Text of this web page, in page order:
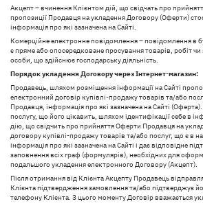
Акцепт – вчинення Клієнтом дій, що свідчать про
пропозиції Продавця на укладення Договору (Оферти)
інформація про які зазначена на Сайті.
Комерційне електронне повідомлення – повідомлення в
є пряме або опосередковане просування товарів, робіт чи
особи, що здійснює господарську діяльність.
Порядок укладення Договору через Інтернет-магазин:
Продавець, шляхом розміщення інформації на Сайті
електронний договір купівлі-продажу товарів та/або
Продавця, інформація про які зазначена на Сайті
послугу, що його цікавить, шляхом ідентифікації себе в
дію, що свідчить про прийняття Оферти Продавця на
договору купівлі-продажу товарів та/або послуг, що є в
інформація про які зазначена на Сайті і дає відповідне
заповнення всіх граф (формулярів), необхідних для
подальшого укладення електронного Договору (Акцепт).
Після отримання від Клієнта Акцепту Продавець
Клієнта підтвердження замовлення та/або підтверджує
телефону Клієнта. З цього моменту Договір вважається